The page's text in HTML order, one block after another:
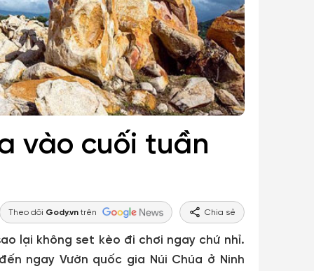
vào cuối tuần
Theo dõi Gody.vntrên Chia sẻ
lại không set kèo đi chơi ngay chứ nhỉ.
ngay Vườn quốc gia Núi Chúa ở Ninh